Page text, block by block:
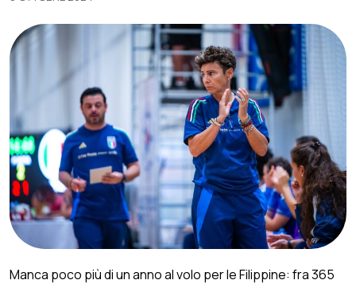
Manca poco più di un anno al volo per le Filippine: fra 365